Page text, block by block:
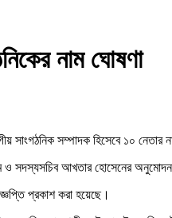
নাম ঘোষণা
সাংগঠনিক সম্পাদক হিসেবে ১০
ও সদস্যসচিব আখতার হোসেনের অনুমোদন
প্রকাশ করা হয়েছে।